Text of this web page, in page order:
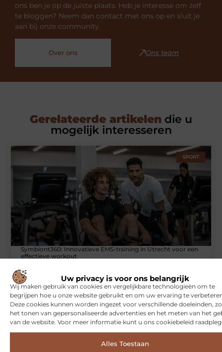
Uw privacy is voor ons belangrijk
Wij maken gebruik van cookies en vergelijkbare technologieën om te
begrijpen hoe u onze website gebruikt en om uw ervaring te
Deze cookies kunnen worden ingezet voor verschillende doeleinden,
het tonen van gepersonaliseerde advertenties en het meten van het
van de website. Voor meer informatie kunt u ons cookiebeleid
Alles Toestaan
ons ben je op de juiste plaats. Heb je interesse om zelf
te bloggen? Neem dan contact met ons op en sluit je
aan bij onze community.
Over ons Ons team
Gerelateerde artikelen die u
mogelijk interesseren
SPORT
Symbiont360: Innovatieve EMS-training in Utrecht voor een
effectieve workout
WONINGEN